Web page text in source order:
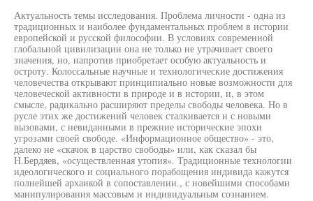
Актуальность темы исследования. Проблема личности - одна из
традиционных и наиболее фундаментальных проблем в истории
европейской и русской философии. В условиях современной
глобальной цивилизации она не только не утрачивает своего
значения, но, напротив приобретает особую актуальность и
остроту. Колоссальные научные и технологические достижения
человечества открывают принципиально новые возможности для
человеческой активности в природе и в истории, и, в этом
смысле, радикально расширяют пределы свободы человека. Но в
русле этих же достижений человек сталкивается и с новыми
вызовами, с невиданными в прежние исторические эпохи
угрозами своей свободе. «Информационное общество» - это,
далеко не «скачок в царство свободы» или, как сказал бы
Н.Бердяев, «осуществленная утопия». Традиционные технологии
идеологического и социального порабощения индивида кажутся
полнейшей архаикой в сопоставлении., с новейшими способами
манипулирования массовым и индивидуальным сознанием.